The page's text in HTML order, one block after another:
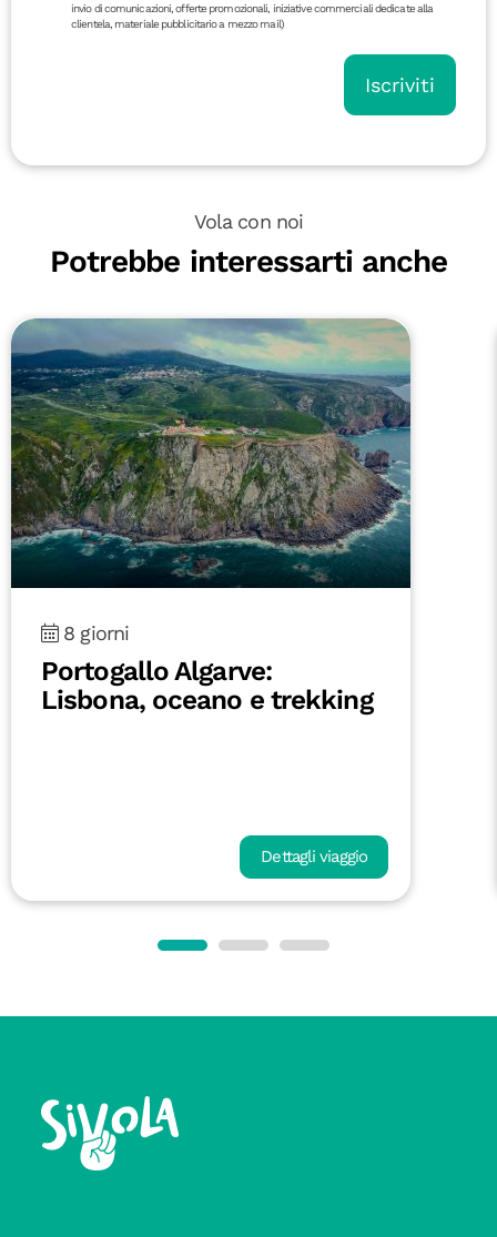
invio di comunicazioni, offerte promozionali, iniziative commerciali dedicate alla
clientela, materiale pubblicitario a mezzo mail)
Iscriviti
Vola con noi
Potrebbe interessarti anche
8 giorni
Portogallo Algarve:
Lisbona, oceano e trekking
Dettagli viaggio